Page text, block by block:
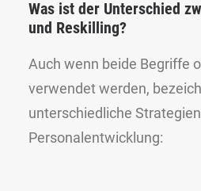
Was ist der Unterschied
und Reskilling?
Auch wenn beide Begriffe
verwendet werden,
unterschiedliche
Personalentwicklung: